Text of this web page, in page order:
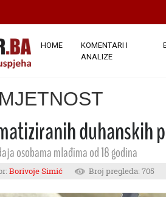
HOME
KOMENTARI I
ANALIZE
duhanskih
osobama mlađima od 18 godina
Borivoje Simić Broj pregleda: 705